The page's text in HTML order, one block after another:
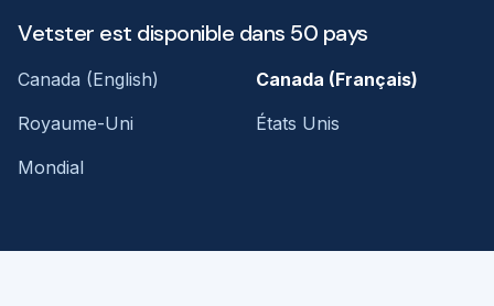
Vetster est disponible dans 50 pays
Canada (English)
Canada (Français)
Royaume-Uni
États Unis
Mondial